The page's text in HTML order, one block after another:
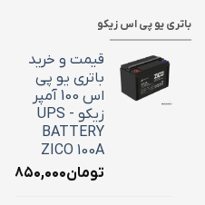
باتری یو پی اس زیکو
قیمت و خرید
باتری یو پی
اس 100 آمپر
زیکو - UPS
BATTERY
ZICO 100A
تومان۳۶,۸۵۰,۰۰۰